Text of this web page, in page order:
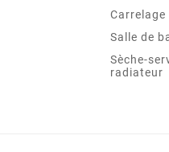
Carrelage
Salle de
Sèche-
radiateur